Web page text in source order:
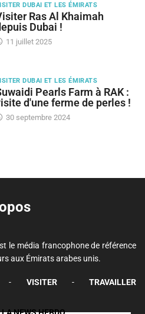
DUBAI ET LES ÉMIRATS
Ras Al Khaimah
Dubai !
11 juillet 2025
DUBAI ET LES ÉMIRATS
Pearls Farm à RAK :
d'une ferme de perles !
30 septembre 2024
le média francophone de référence
aux Émirats arabes unis.
- VISITER - TRAVAILLER